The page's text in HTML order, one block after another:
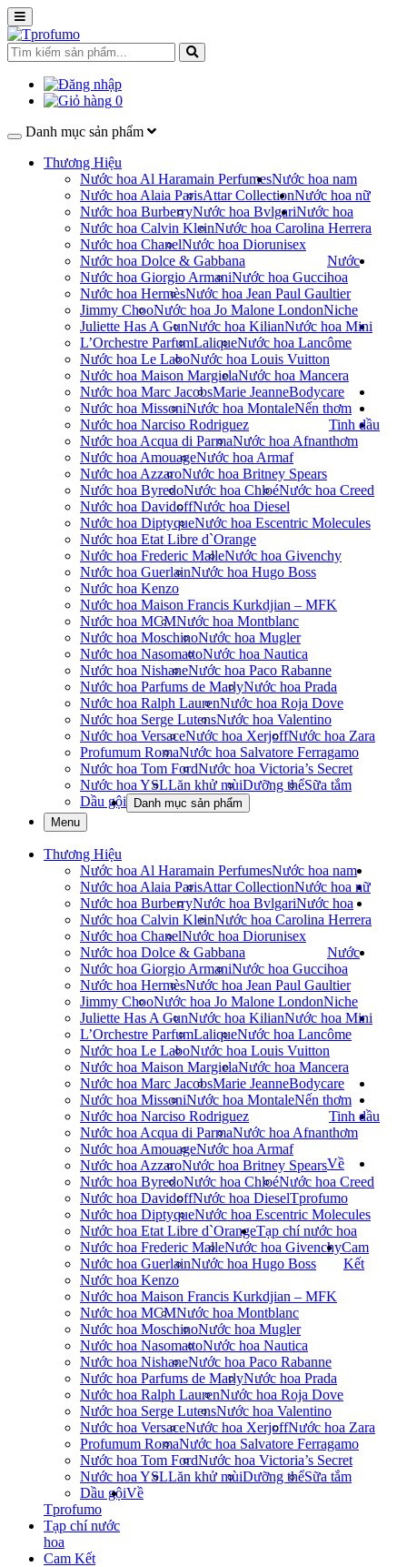
0
Danh mục sản phẩm
Thương Hiệu
Nước hoa Al Haramain Perfumes
Nước hoa Alaia ParisAttar Collection
Nước hoa BurberryNước hoa Bvlgari
Nước hoa Calvin KleinNước hoa Carolina Herrera
Nước hoa ChanelNước hoa Dior
Nước hoa Dolce & Gabbana
Nước hoa Giorgio ArmaniNước hoa Gucci
Nước hoa HermèsNước hoa Jean Paul Gaultier
Jimmy ChooNước hoa Jo Malone London
Juliette Has A GunNước hoa Kilian
L’Orchestre ParfumLaliqueNước hoa Lancôme
Nước hoa Le LaboNước hoa Louis Vuitton
Nước hoa Maison MargielaNước hoa Mancera
Nước hoa Marc JacobsMarie Jeanne
Nước hoa MissoniNước hoa Montale
Nước hoa Narciso Rodriguez
Nước hoa Acqua di ParmaNước hoa Afnan
Nước hoa AmouageNước hoa Armaf
Nước hoa AzzaroNước hoa Britney Spears
Nước hoa ByredoNước hoa ChloéNước hoa Creed
Nước hoa DavidoffNước hoa Diesel
Nước hoa DiptyqueNước hoa Escentric Molecules
Nước hoa Etat Libre d`Orange
Nước hoa Frederic MalleNước hoa Givenchy
Nước hoa GuerlainNước hoa Hugo Boss
Nước hoa Kenzo
Nước hoa Maison Francis Kurkdjian – MFK
Nước hoa MCMNước hoa Montblanc
Nước hoa MoschinoNước hoa Mugler
Nước hoa NasomattoNước hoa Nautica
Nước hoa NishaneNước hoa Paco Rabanne
Nước hoa Parfums de MarlyNước hoa Prada
Nước hoa Ralph LaurenNước hoa Roja Dove
Nước hoa Serge LutensNước hoa Valentino
Nước hoa VersaceNước hoa XerjoffNước hoa Zara
Profumum RomaNước hoa Salvatore Ferragamo
Nước hoa Tom FordNước hoa Victoria’s Secret
Nước hoa YSL
Nước hoa nam
Nước hoa nữ
Nước hoa
unisex
Nước
hoa
Niche
Nước hoa Mini
Bodycare
Lăn khử mùiDưỡng thểSữa tắm
Dầu gội
Nến thơm
Tinh dầu
thơm
Danh mục sản phẩm
Menu
Thương Hiệu
Nước hoa Al Haramain Perfumes
Nước hoa Alaia ParisAttar Collection
Nước hoa BurberryNước hoa Bvlgari
Nước hoa Calvin KleinNước hoa Carolina Herrera
Nước hoa ChanelNước hoa Dior
Nước hoa Dolce & Gabbana
Nước hoa Giorgio ArmaniNước hoa Gucci
Nước hoa HermèsNước hoa Jean Paul Gaultier
Jimmy ChooNước hoa Jo Malone London
Juliette Has A GunNước hoa Kilian
L’Orchestre ParfumLaliqueNước hoa Lancôme
Nước hoa Le LaboNước hoa Louis Vuitton
Nước hoa Maison MargielaNước hoa Mancera
Nước hoa Marc JacobsMarie Jeanne
Nước hoa MissoniNước hoa Montale
Nước hoa Narciso Rodriguez
Nước hoa Acqua di ParmaNước hoa Afnan
Nước hoa AmouageNước hoa Armaf
Nước hoa AzzaroNước hoa Britney Spears
Nước hoa ByredoNước hoa ChloéNước hoa Creed
Nước hoa DavidoffNước hoa Diesel
Nước hoa DiptyqueNước hoa Escentric Molecules
Nước hoa Etat Libre d`Orange
Nước hoa Frederic MalleNước hoa Givenchy
Nước hoa GuerlainNước hoa Hugo Boss
Nước hoa Kenzo
Nước hoa Maison Francis Kurkdjian – MFK
Nước hoa MCMNước hoa Montblanc
Nước hoa MoschinoNước hoa Mugler
Nước hoa NasomattoNước hoa Nautica
Nước hoa NishaneNước hoa Paco Rabanne
Nước hoa Parfums de MarlyNước hoa Prada
Nước hoa Ralph LaurenNước hoa Roja Dove
Nước hoa Serge LutensNước hoa Valentino
Nước hoa VersaceNước hoa XerjoffNước hoa Zara
Profumum RomaNước hoa Salvatore Ferragamo
Nước hoa Tom FordNước hoa Victoria’s Secret
Nước hoa YSL
Nước hoa nam
Nước hoa nữ
Nước hoa
unisex
Nước
hoa
Niche
Nước hoa Mini
Bodycare
Lăn khử mùiDưỡng thểSữa tắm
Dầu gội
Nến thơm
Tinh dầu
thơm
Về
Tprofumo
Tạp chí nước hoa
Cam
Kết
Về
Tprofumo
Tạp chí nước
hoa
Cam Kết